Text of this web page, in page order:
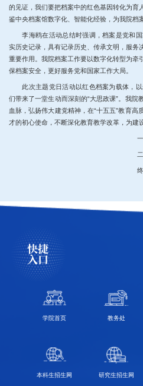
的见证，我们要把档案中的红色基因转化为育
鉴中央档案馆数字化、智能化经验，为我院档
李海鸥在活动总结时强调，档案是党和
实历史记录，具有记录历史、传承文明，服务
重要作用。我院档案工作要以数字化转型为牵
保档案安全，更好服务党和国家工作大局。
此次主题党日活动以红色档案为载体，
们带来了一堂生动而深刻的“大思政课”。我院
血脉，弘扬伟大建党精神，在“十五五”教育
才的初心使命，不断深化教育教学改革，为建
一校：张铎耀
二校：王
终审：李
快捷
入口
学院首页 教务处
本科生招生网 研究生招生网